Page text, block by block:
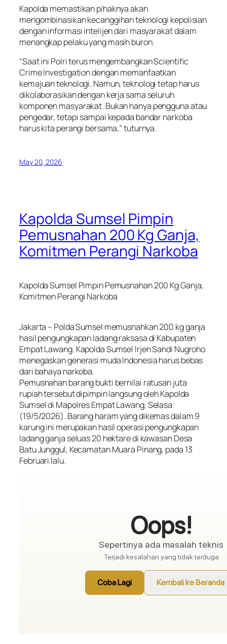
Kapolda memastikan pihaknya akan
mengombinasikan kecanggihan teknologi kepolisian
dengan informasi intelijen dari masyarakat dalam
menangkap pelaku yang masih buron.
“Saat ini Polri terus mengembangkan Scientific
Crime Investigation dengan memanfaatkan
kemajuan teknologi. Namun, teknologi tetap harus
dikolaborasikan dengan kerja sama seluruh
komponen masyarakat. Bukan hanya pengguna atau
pengedar, tetapi sampai kepada bandar narkoba
harus kita perangi bersama,” tuturnya.
May 20, 2026
Kapolda Sumsel Pimpin
Pemusnahan 200 Kg Ganja,
Komitmen Perangi Narkoba
Kapolda Sumsel Pimpin Pemusnahan 200 Kg Ganja,
Komitmen Perangi Narkoba
Jakarta – Polda Sumsel memusnahkan 200 kg ganja
hasil pengungkapan ladang raksasa di Kabupaten
Empat Lawang. Kapolda Sumsel Irjen Sandi Nugroho
menegaskan generasi muda Indonesia harus bebas
dari bahaya narkoba.
Pemusnahan barang bukti bernilai ratusan juta
rupiah tersebut dipimpin langsung oleh Kapolda
Sumsel di Mapolres Empat Lawang, Selasa
(19/5/2026). Barang haram yang dikemas dalam 9
karung ini merupakan hasil operasi pengungkapan
ladang ganja seluas 20 hektare di kawasan Desa
Batu Junggul, Kecamatan Muara Pinang, pada 13
Februari lalu.